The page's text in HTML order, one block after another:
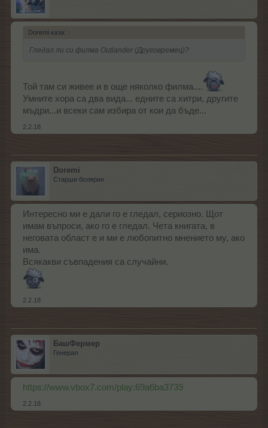
Doremi каза: ↑
Гледал ли си филма Outlander (Друговремец)?
Той там си живее и в още няколко филма....
Умните хора са два вида... едните са хитри, другите
мъдри...и всеки сам избира от кои да бъде...
2.2.18
Doremi
Старши болярин
Интересно ми е дали го е гледал, сериозно. Щот
имам въпроси, ако го е гледал. Чета книгата, в
неговата област е и ми е любопитно мнението му, ако
има.
Всякакви съвпадения са случайни.
2.2.18
БашФермер
Генерал
https://www.vbox7.com/play:69a6ba3739
2.2.18